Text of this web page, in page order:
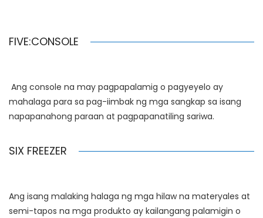
FIVE:CONSOLE
Ang console na may pagpapalamig o pagyeyelo ay
mahalaga para sa pag-iimbak ng mga sangkap sa isang
napapanahong paraan at pagpapanatiling sariwa.
SIX FREEZER
Ang isang malaking halaga ng mga hilaw na materyales at
semi-tapos na mga produkto ay kailangang palamigin o